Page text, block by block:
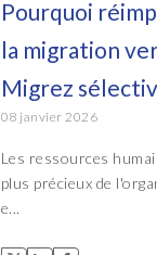
Pourquoi
la migration
Migrez
08 janvier 2026
Les ressources
plus précieux de
e...